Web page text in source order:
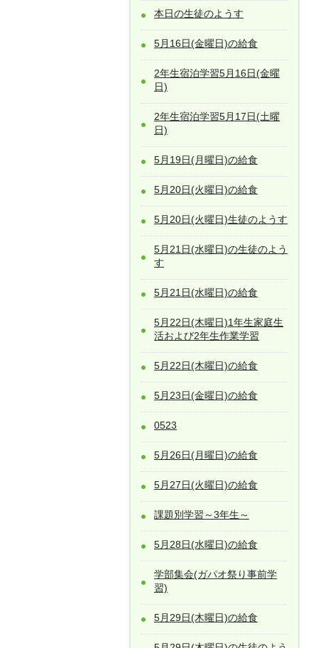
本日の生徒のようす
5月16日(金曜日)の給食
2年生宿泊学習5月16日(金曜
日)
2年生宿泊学習5月17日(土曜
日)
5月19日(月曜日)の給食
5月20日(火曜日)の給食
5月20日(火曜日)生徒のようす
5月21日(水曜日)の生徒のよう
す
5月21日(水曜日)の給食
5月22日(木曜日)1年生家庭生
活および2年生作業学習
5月22日(木曜日)の給食
5月23日(金曜日)の給食
0523
5月26日(月曜日)の給食
5月27日(火曜日)の給食
課題別学習～3年生～
5月28日(水曜日)の給食
学部集会(ガパオ祭り事前学
習)
5月29日(木曜日)の給食